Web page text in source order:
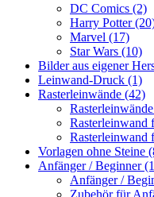
DC Comics (2)
Harry Potter
Marvel (17)
Star Wars (10)
Bilder aus eigener
Leinwand-Druck (1)
Rasterleinwände (42)
Rasterleinwand
Rasterleinwand
Vorlagen ohne Steine
Anfänger / Beginner
Anfänger /
Zubehör für